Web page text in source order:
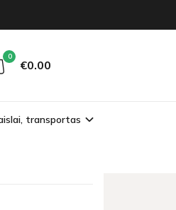
0
€0 00
transportas